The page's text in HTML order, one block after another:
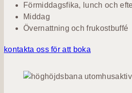
Förmiddagsfika, lunch och
Middag
Övernattning och frukostbuffé
kontakta oss för att boka